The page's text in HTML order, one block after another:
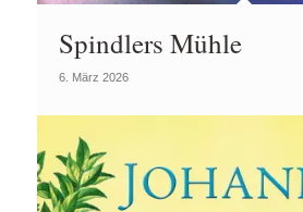
Spindlers Mühle
6. März 2026